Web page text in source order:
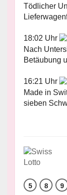
Tödlicher
18:02 Uhr
Nach
Betäubung
16:21 Uhr
Made in
sieben
5 8 9